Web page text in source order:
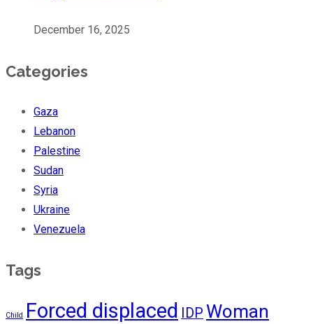
December 16, 2025
Categories
Gaza
Lebanon
Palestine
Sudan
Syria
Ukraine
Venezuela
Tags
Child Forced displaced IDP Woman